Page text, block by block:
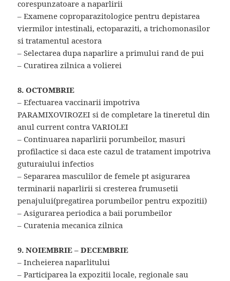
corespunzatoare a naparlirii
– Examene coproparazitologice pentru depistarea
viermilor intestinali, ectoparaziti, a trichomonasilor
si tratamentul acestora
– Selectarea dupa naparlire a primului rand de pui
– Curatirea zilnica a volierei
8. OCTOMBRIE
– Efectuarea vaccinarii impotriva
PARAMIXOVIROZEI si de completare la tineretul din
anul current contra VARIOLEI
– Continuarea naparlirii porumbeilor, masuri
profilactice si daca este cazul de tratament impotriva
guturaiului infectios
– Separarea masculilor de femele pt asigurarea
terminarii naparlirii si cresterea frumusetii
penajului(pregatirea porumbeilor pentru expozitii)
– Asigurarea periodica a baii porumbeilor
– Curatenia mecanica zilnica
9. NOIEMBRIE – DECEMBRIE
– Incheierea naparlitului
– Participarea la expozitii locale, regionale sau